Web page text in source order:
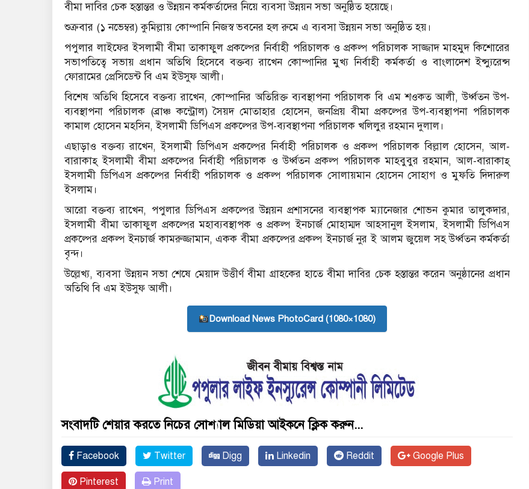
বীমা দাবির চেক হস্তান্তর ও উন্নয়ন কর্মকর্তাদের নিয়ে ব্যবসা উন্নয়ন সভা অনুষ্ঠিত হয়েছে।
শুক্রবার (১ নভেম্বর) কুমিল্লায় কোম্পানি নিজস্ব ভবনের হল রুমে এ ব্যবসা উন্নয়ন সভা অনুষ্ঠিত হয়।
পপুলার লাইফের ইসলামী বীমা তাকাফুল প্রকল্পের নির্বাহী পরিচালক ও প্রকল্প পরিচালক সাজ্জাদ মাহমুদ কিশোরের
সভাপতিত্বে সভায় প্রধান অতিথি হিসেবে বক্তব্য রাখেন কোম্পানির মুখ্য নির্বাহী কর্মকর্তা ও বাংলাদেশ ইন্স্যুরেন্স
ফোরামের প্রেসিডেন্ট বি এম ইউসুফ আলী।
বিশেষ অতিথি হিসেবে বক্তব্য রাখেন, কোম্পানির অতিরিক্ত ব্যবস্থাপনা পরিচালক বি এম শওকত আলী, উর্ধ্বতন উপ-
ব্যবস্থাপনা পরিচালক (ব্রাঞ্চ কন্ট্রোল) সৈয়দ মোতাহার হোসেন, জনপ্রিয় বীমা প্রকল্পের উপ-ব্যবস্থাপনা পরিচালক
কামাল হোসেন মহসিন, ইসলামী ডিপিএস প্রকল্পের উপ-ব্যবস্থাপনা পরিচালক খলিলুর রহমান দুলাল।
এছাড়াও বক্তব্য রাখেন, ইসলামী ডিপিএস প্রকল্পের নির্বাহী পরিচালক ও প্রকল্প পরিচালক বিল্লাল হোসেন, আল-
বারাকাহ্ ইসলামী বীমা প্রকল্পের নির্বাহী পরিচালক ও উর্ধ্বতন প্রকল্প পরিচালক মাহবুবুর রহমান, আল-বারাকাহ্
ইসলামী ডিপিএস প্রকল্পের নির্বাহী পরিচালক ও প্রকল্প পরিচালক সোলায়মান হোসেন সোহাগ ও মুফতি দিদারুল
ইসলাম।
আরো বক্তব্য রাখেন, পপুলার ডিপিএস প্রকল্পের উন্নয়ন প্রশাসনের ব্যবস্থাপক ম্যানেজার শোভন কুমার তালুকদার,
ইসলামী বীমা তাকাফুল প্রকল্পের মহাব্যবস্থাপক ও প্রকল্প ইনচার্জ মোহাম্মদ আহসানুল ইসলাম, ইসলামী ডিপিএস
প্রকল্পের প্রকল্প ইনচার্জ কামরুজ্জামান, একক বীমা প্রকল্পের প্রকল্প ইনচার্জ নুর ই আলম জুয়েল সহ উর্ধ্বতন কর্মকর্তা
বৃন্দ।
উল্লেখ্য, ব্যবসা উন্নয়ন সভা শেষে মেয়াদ উত্তীর্ণ বীমা গ্রাহকের হাতে বীমা দাবির চেক হস্তান্তর করেন অনুষ্ঠানের প্রধান
অতিথি বি এম ইউসুফ আলী।
Download News PhotoCard (1080×1080)
সংবাদটি শেয়ার করতে নিচের সোশ্যাল মিডিয়া আইকনে ক্লিক করুন...
Facebook Twitter Digg Linkedin Reddit Google Plus
Pinterest Print